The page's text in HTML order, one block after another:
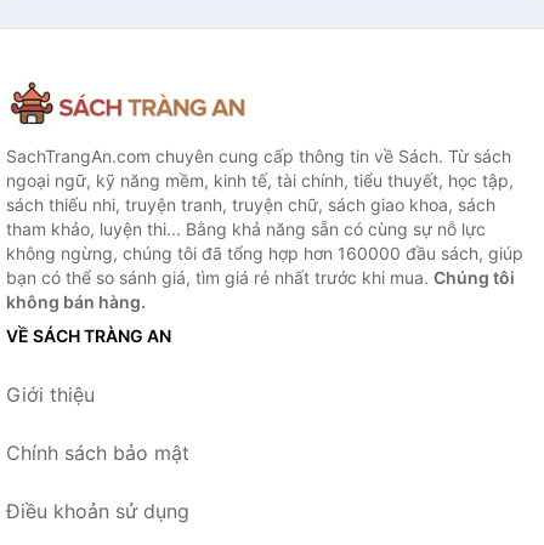
SachTrangAn.com chuyên cung cấp thông tin về Sách. Từ sách
ngoại ngữ, kỹ năng mềm, kinh tế, tài chính, tiểu thuyết, học tập,
sách thiếu nhi, truyện tranh, truyện chữ, sách giao khoa, sách
tham khảo, luyện thi... Bằng khả năng sẵn có cùng sự nỗ lực
không ngừng, chúng tôi đã tổng hợp hơn 160000 đầu sách, giúp
bạn có thể so sánh giá, tìm giá rẻ nhất trước khi mua. Chúng tôi
không bán hàng.
VỀ SÁCH TRÀNG AN
Giới thiệu
Chính sách bảo mật
Điều khoản sử dụng